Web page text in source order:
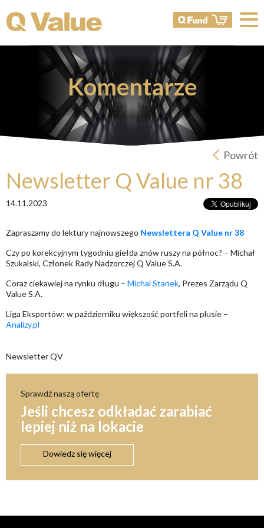
Komentarze
Powrót
Newsletter Q Value nr 38
14.11.2023
Zapraszamy do lektury najnowszego Newslettera Q Value nr 38
Czy po korekcyjnym tygodniu giełda znów ruszy na północ? – Michał
Szukalski, Członek Rady Nadzorczej Q Value S.A.
Coraz ciekawiej na rynku długu – Michal Stanek, Prezes Zarządu Q
Value S.A.
Liga Ekspertów: w październiku większość portfeli na plusie –
Analizy.pl
Newsletter QV
Sprawdź naszą ofertę
Jeśli chcesz odkładać zarabiać
lepiej niż na lokacie
Dowiedz się więcej